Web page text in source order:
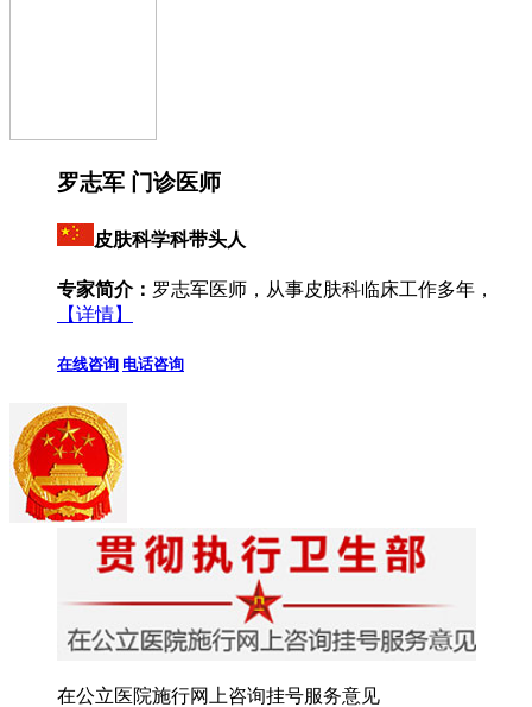
罗志军 门诊医师
皮肤科学科带头人
专家简介： 罗志军医师，从事皮肤科临床工作多年，
【详情】
在线咨询 电话咨询
在公立医院施行网上咨询挂号服务意见